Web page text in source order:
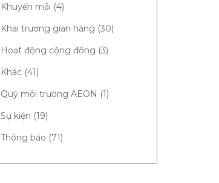
Khuyến mãi (4)
Khai trương gian hàng (30)
Hoạt động cộng đồng (3)
Khác (41)
Quỹ môi trường AEON (1)
Sự kiện (19)
Thông báo (71)